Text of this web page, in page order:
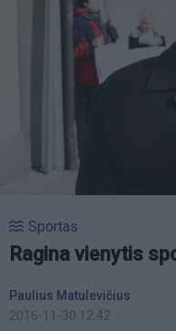
Sportas
Ragina vienytis
Paulius Matulevičius
2016-11-30 12:42